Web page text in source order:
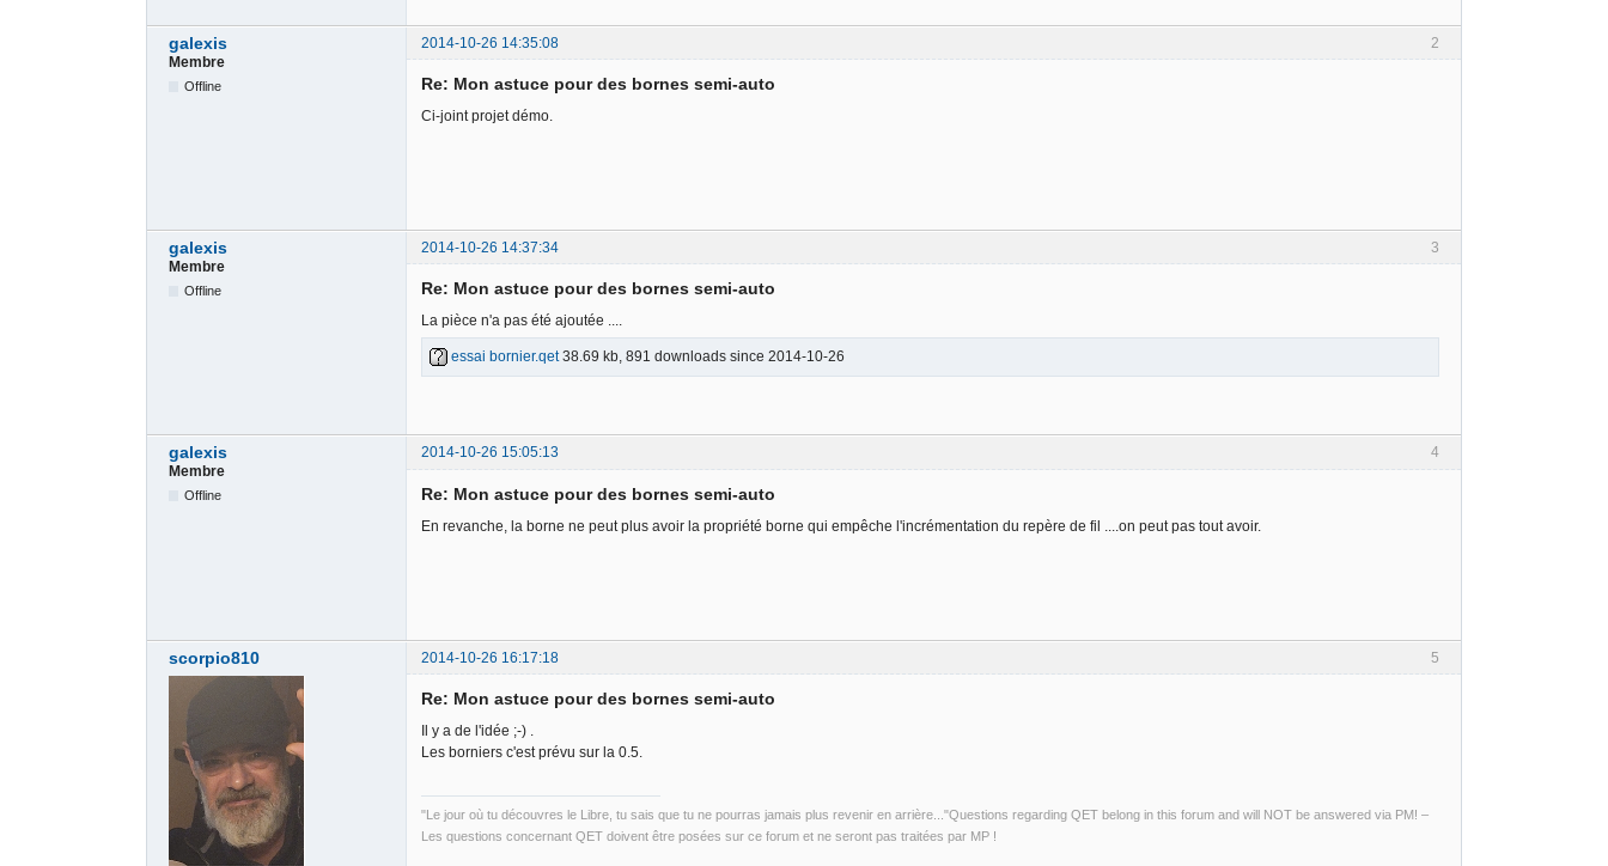
2
galexis
2014-10-26 14:35:08
Membre
Offline Re: Mon astuce pour des bornes semi-auto
Ci-joint projet démo.
3
galexis
2014-10-26 14:37:34
Membre
Offline Re: Mon astuce pour des bornes semi-auto
La pièce n'a pas été ajoutée ....
essai bornier.qet38.69 kb, 891 downloads since 2014-10-26
4
galexis
2014-10-26 15:05:13
Membre
Offline Re: Mon astuce pour des bornes semi-auto
En revanche, la borne ne peut plus avoir la propriété borne qui empêche l'incrémentation du repère de fil ....on peut pas tout avoir.
5
scorpio810 2014-10-26 16:17:18
Re: Mon astuce pour des bornes semi-auto
Il y a de l'idée ;-) .
Les borniers c'est prévu sur la 0.5.
"Le jour où tu découvres le Libre, tu sais que tu ne pourras jamais plus revenir en arrière..."Questions regarding QET belong in this forum and will NOT be answered via PM! –
Les questions concernant QET doivent être posées sur ce forum et ne seront pas traitées par MP !